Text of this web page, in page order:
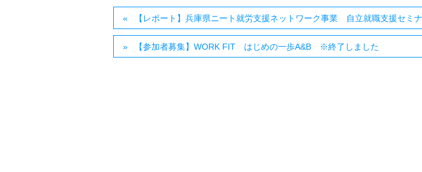
【レポート】兵庫県ニート就労支援ネットワーク事業 自立就職支援セミ
【参加者募集】WORK FIT はじめの一歩A&B ※終了しました